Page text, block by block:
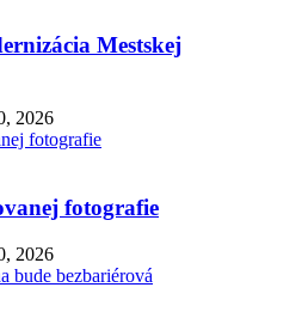
Mestskej
2026
fotografie
2026